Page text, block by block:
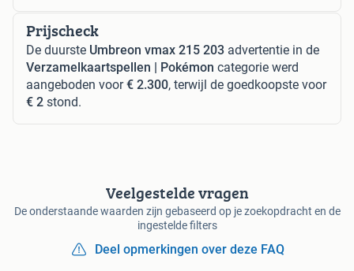
Prijscheck
De duurste Umbreon vmax 215 203 advertentie in de
Verzamelkaartspellen | Pokémon categorie werd
aangeboden voor€ 2.300, terwijl de goedkoopste voor
€ 2 stond.
Veelgestelde vragen
De onderstaande waarden zijn gebaseerd op je zoekopdracht en de
ingestelde filters
Deel opmerkingen over deze FAQ